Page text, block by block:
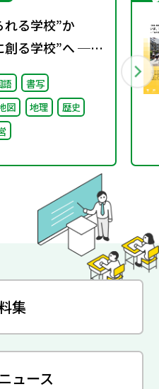
れる学校”か
創る学校”へ ──
時代に応答する
実践 第三回
ロジェク
き”が社会とつな
語
書写
図
地理
歴史
集
ュース